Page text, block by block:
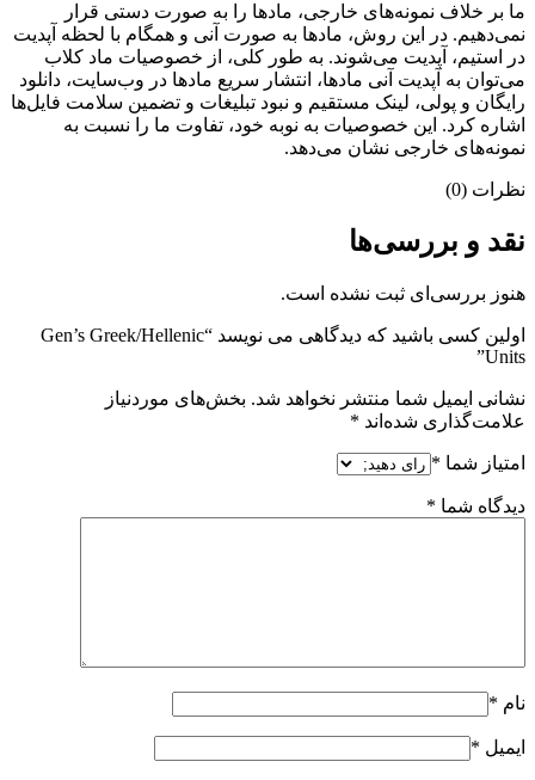
ما بر خلاف نمونه‌های خارجی، مادها را به صورت دستی قرار
نمی‌دهیم. در این روش، مادها به صورت آنی و همگام با لحظه آپدیت
در استیم، آپدیت می‌شوند. به طور کلی، از خصوصیات ماد کلاب
می‌‌توان به آپدیت آنی مادها، انتشار سریع مادها در وب‌سایت، دانلود
رایگان و پولی، لینک مستقیم و نبود تبلیغات و تضمین سلامت فایل‌ها
اشاره کرد. این خصوصیات به نوبه خود، تفاوت ما را نسبت به
نمونه‌های خارجی نشان می‌دهد.
نظرات (0)
نقد و بررسی‌ها
هنوز بررسی‌ای ثبت نشده است.
اولین کسی باشید که دیدگاهی می نویسد “Gen’s Greek/Hellenic
Units”
نشانی ایمیل شما منتشر نخواهد شد. بخش‌های موردنیاز
علامت‌گذاری شده‌اند *
امتیاز شما *
دیدگاه شما *
نام *
ایمیل *